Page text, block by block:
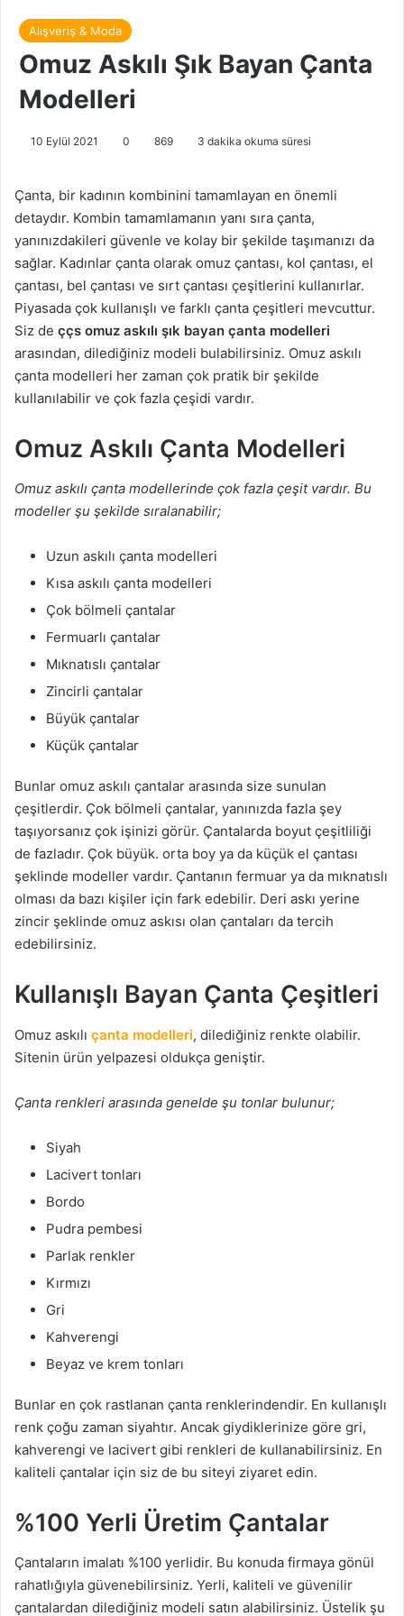
Alışveriş & Moda
Omuz Askılı Şık Bayan Çanta
Modelleri
10 Eylül 2021 0 869 3 dakika okuma süresi
Çanta, bir kadının kombinini tamamlayan en önemli
detaydır. Kombin tamamlamanın yanı sıra çanta,
yanınızdakileri güvenle ve kolay bir şekilde taşımanızı da
sağlar. Kadınlar çanta olarak omuz çantası, kol çantası, el
çantası, bel çantası ve sırt çantası çeşitlerini kullanırlar.
Piyasada çok kullanışlı ve farklı çanta çeşitleri mevcuttur.
Siz de ççs omuz askılı şık bayan çanta modelleri
arasından, dilediğiniz modeli bulabilirsiniz. Omuz askılı
çanta modelleri her zaman çok pratik bir şekilde
kullanılabilir ve çok fazla çeşidi vardır.
Omuz Askılı Çanta Modelleri
Omuz askılı çanta modellerinde çok fazla çeşit vardır. Bu
modeller şu şekilde sıralanabilir;
Uzun askılı çanta modelleri
Kısa askılı çanta modelleri
Çok bölmeli çantalar
Fermuarlı çantalar
Mıknatıslı çantalar
Zincirli çantalar
Büyük çantalar
Küçük çantalar
Bunlar omuz askılı çantalar arasında size sunulan
çeşitlerdir. Çok bölmeli çantalar, yanınızda fazla şey
taşıyorsanız çok işinizi görür. Çantalarda boyut çeşitliliği
de fazladır. Çok büyük. orta boy ya da küçük el çantası
şeklinde modeller vardır. Çantanın fermuar ya da mıknatıslı
olması da bazı kişiler için fark edebilir. Deri askı yerine
zincir şeklinde omuz askısı olan çantaları da tercih
edebilirsiniz.
Kullanışlı Bayan Çanta Çeşitleri
Omuz askılı çanta modelleri, dilediğiniz renkte olabilir.
Sitenin ürün yelpazesi oldukça geniştir.
Çanta renkleri arasında genelde şu tonlar bulunur;
Siyah
Lacivert tonları
Bordo
Pudra pembesi
Parlak renkler
Kırmızı
Gri
Kahverengi
Beyaz ve krem tonları
Bunlar en çok rastlanan çanta renklerindendir. En kullanışlı
renk çoğu zaman siyahtır. Ancak giydiklerinize göre gri,
kahverengi ve lacivert gibi renkleri de kullanabilirsiniz. En
kaliteli çantalar için siz de bu siteyi ziyaret edin.
%100 Yerli Üretim Çantalar
Çantaların imalatı %100 yerlidir. Bu konuda firmaya gönül
rahatlığıyla güvenebilirsiniz. Yerli, kaliteli ve güvenilir
çantalardan dilediğiniz modeli satın alabilirsiniz. Üstelik şu